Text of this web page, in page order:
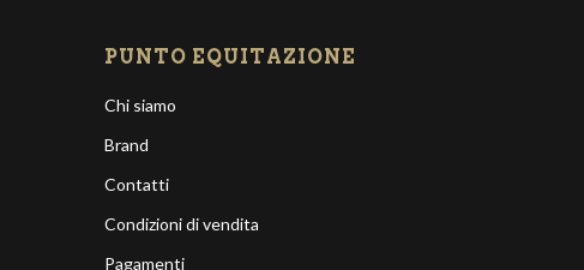
PUNTO EQUITAZIONE
Chi siamo
Brand
Contatti
Condizioni di vendita
Pagamenti